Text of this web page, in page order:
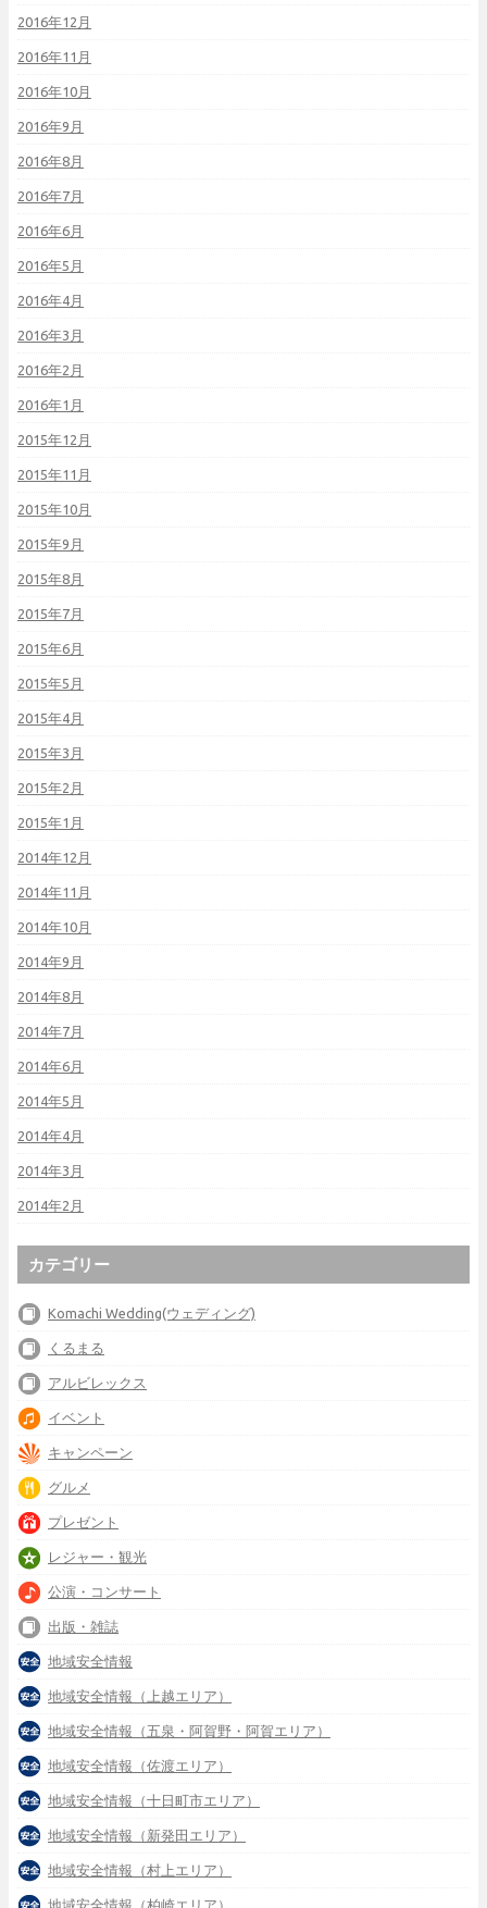
2016年12月
2016年11月
2016年10月
2016年9月
2016年8月
2016年7月
2016年6月
2016年5月
2016年4月
2016年3月
2016年2月
2016年1月
2015年12月
2015年11月
2015年10月
2015年9月
2015年8月
2015年7月
2015年6月
2015年5月
2015年4月
2015年3月
2015年2月
2015年1月
2014年12月
2014年11月
2014年10月
2014年9月
2014年8月
2014年7月
2014年6月
2014年5月
2014年4月
2014年3月
2014年2月
カテゴリー
Komachi Wedding(ウェディング)
くるまる
アルビレックス
イベント
キャンペーン
グルメ
プレゼント
レジャー・観光
公演・コンサート
出版・雑誌
地域安全情報
地域安全情報（上越エリア）
地域安全情報（五泉・阿賀野・阿賀エリア）
地域安全情報（佐渡エリア）
地域安全情報（十日町市エリア）
地域安全情報（新発田エリア）
地域安全情報（村上エリア）
地域安全情報（柏崎エリア）